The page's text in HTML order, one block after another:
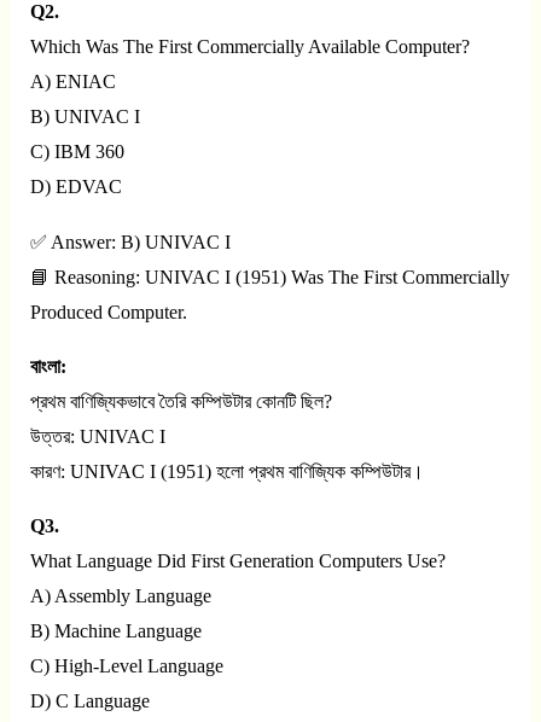
Q2.
Which Was The First Commercially Available Computer?
A) ENIAC
B) UNIVAC I
C) IBM 360
D) EDVAC
✅ Answer: B) UNIVAC I
📘 Reasoning: UNIVAC I (1951) Was The First Commercially
Produced Computer.
বাংলা:
প্রথম বাণিজ্যিকভাবে তৈরি কম্পিউটার কোনটি ছিল?
উত্তর: UNIVAC I
কারণ: UNIVAC I (1951) হলো প্রথম বাণিজ্যিক কম্পিউটার।
Q3.
What Language Did First Generation Computers Use?
A) Assembly Language
B) Machine Language
C) High-Level Language
D) C Language